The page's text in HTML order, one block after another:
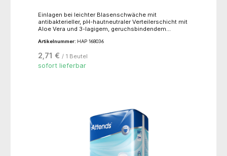
Einlagen bei leichter Blasenschwäche mit
antibakterieller, pH-hautneutraler Verteilerschicht mit
Aloe Vera und 3-lagigem, geruchsbindendem
flüssigkeitsverteilender Schicht und
Artikelnummer: HAP 168036
2,71 € / 1 Beutel
sofort lieferbar